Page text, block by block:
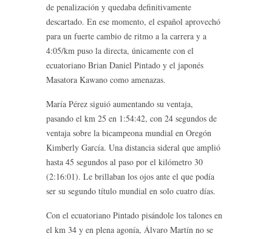
de penalización y quedaba definitivamente
descartado. En ese momento, el español aprovechó
para un fuerte cambio de ritmo a la carrera y a
4:05/km puso la directa, únicamente con el
ecuatoriano Brian Daniel Pintado y el japonés
Masatora Kawano como amenazas.
María Pérez siguió aumentando su ventaja,
pasando el km 25 en 1:54:42, con 24 segundos de
ventaja sobre la bicampeona mundial en Oregón
Kimberly García. Una distancia sideral que amplió
hasta 45 segundos al paso por el kilómetro 30
(2:16:01). Le brillaban los ojos ante el que podía
ser su segundo título mundial en solo cuatro días.
Con el ecuatoriano Pintado pisándole los talones en
el km 34 y en plena agonía, Álvaro Martín no se